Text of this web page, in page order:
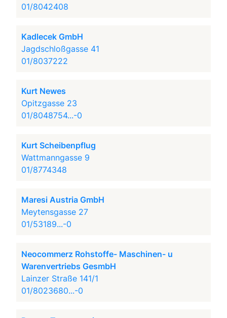
01/8042408
Kadlecek GmbH
Jagdschloßgasse 41
01/8037222
Kurt Newes
Opitzgasse 23
01/8048754...-0
Kurt Scheibenpflug
Wattmanngasse 9
01/8774348
Maresi Austria GmbH
Meytensgasse 27
01/53189...-0
Neocommerz Rohstoffe- Maschinen- u
Warenvertriebs GesmbH
Lainzer Straße 141/1
01/8023680...-0